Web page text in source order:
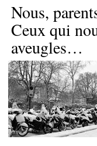
Nous,
Ceux qui
aveugles…